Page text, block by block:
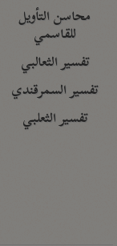
محاسن التأويل
للقاسمي
تفسير الثعالبي
تفسير السمرقندي
تفسير الثعلبي